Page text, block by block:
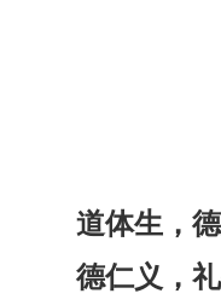
道体生，
德仁义，